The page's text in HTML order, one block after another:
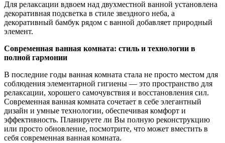
Для релаксации вдвоем над двухместной ванной установлена
декоративная подсветка в стиле звездного неба, а
декоративный бамбук рядом с ванной добавляет природный
элемент.
Современная ванная комната: стиль и технологии в
полной гармонии
В последние годы ванная комната стала не просто местом для
соблюдения элементарной гигиены — это пространство для
релаксации, хорошего самочувствия и восстановления сил.
Современная ванная комната сочетает в себе элегантный
дизайн и умные технологии, обеспечивая комфорт и
эффективность. Планируете ли Вы полную реконструкцию
или просто обновление, посмотрите, что может вместить в
себя современная ванная комната.